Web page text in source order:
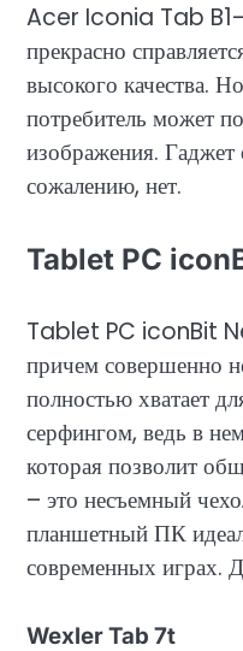
Acer Iconia Tab B1-
прекрасно
высокого качества.
потребитель может
изображения.
сожалению, нет.
Tablet PC
Tablet PC iconBit
причем совершенно
полностью хватает
серфингом, ведь в
которая позволит
– это несъемный
планшетный ПК
современных играх.
Wexler Tab 7t